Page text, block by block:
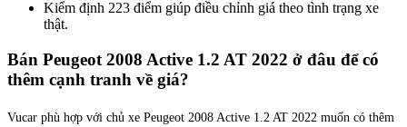
Kiểm định 223 điểm giúp điều chỉnh giá theo tình trạng xe
thật.
Bán Peugeot 2008 Active 1.2 AT 2022 ở đâu để có
thêm cạnh tranh về giá?
Vucar phù hợp với chủ xe Peugeot 2008 Active 1.2 AT 2022 muốn có thêm